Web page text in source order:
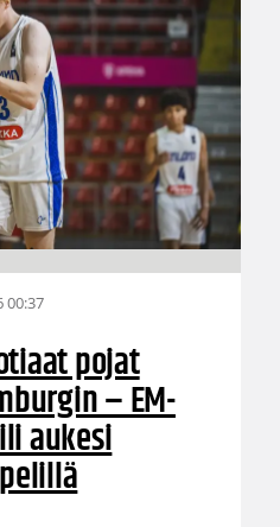
00:37
pojat
– EM-
aukesi